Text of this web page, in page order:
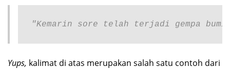
"Kemarin sore telah terjadi gempa
Yups, kalimat di atas merupakan salah satu contoh dari